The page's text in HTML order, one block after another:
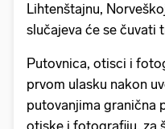
Lihtenštajnu,
slučajeva će se čuvati
Putovnica, otisci i
prvom ulasku nakon
putovanjima granična